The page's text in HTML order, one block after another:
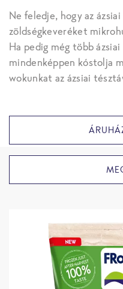
Ne feledje, hogy az
zöldségkeveréket
Ha pedig még több
mindenképpen kóstolja
wokunkat az ázsiai